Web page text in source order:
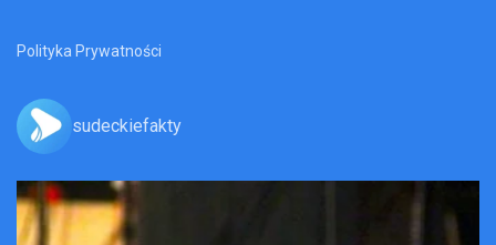
Polityka Prywatności
sudeckiefakty